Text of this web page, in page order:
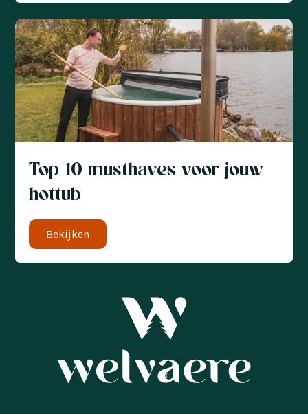
Top 10 musthaves voor jouw
hottub
Bekijken